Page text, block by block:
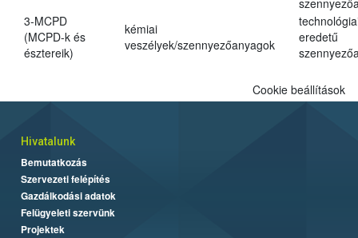
3-MCPD
(MCPD-k és
észtereik)
kémiai
veszélyek/szennyezőanyagok
eredetű
Cookie beállítások
Hivatalunk
Bemutatkozás
Szervezeti felépítés
Gazdálkodási adatok
Felügyeleti szervünk
Projektek